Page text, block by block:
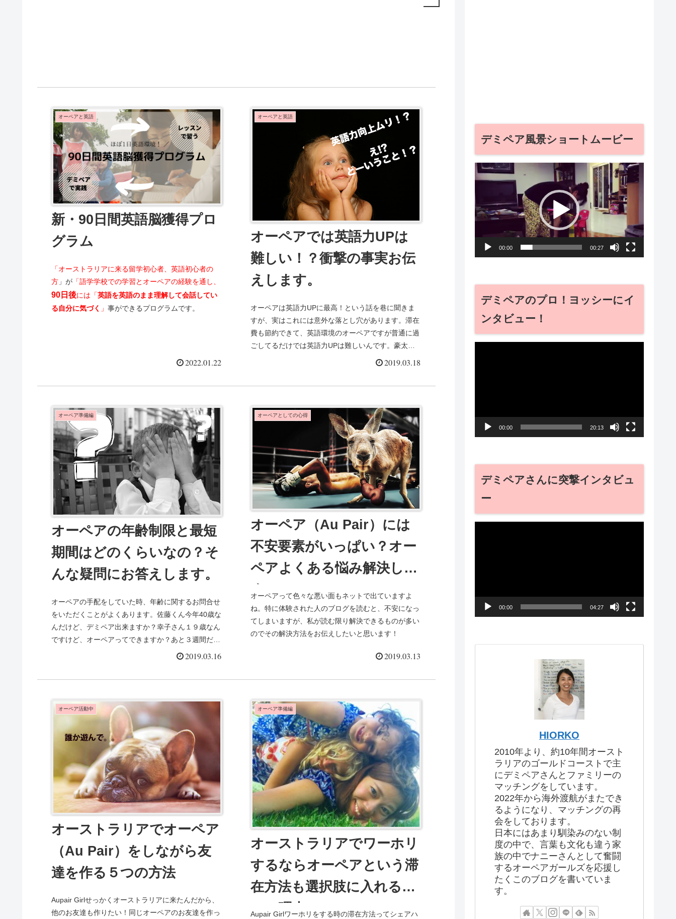
オーペアと英語
新・90日間英語脳獲得プロ
グラム
「オーストラリアに来る留学初心者、英語初心者の
方 」が 「語学学校での学習とオーペアの経験を通し、
90日後には「英語を英語のまま理解して会話してい
る自分に気づく 」 事ができるプログラムです。
2022.01.22
オーペアと英語
オーペアでは英語力UPは
難しい！？衝撃の事実お伝
えします。
オーペアは英語力UPに最高！という話を巷に聞きま
すが、実はこれには意外な落とし穴があります。滞在
費も節約できて、英語環境のオーペアですが普通に過
ごしてるだけでは英語力UPは難しいんです。豪太え
2019.03.18
オーペア準備編
オーペアの年齢制限と最短
期間はどのくらいなの？そ
んな疑問にお答えします。
オーペアの手配をしていた時、年齢に関するお問合せ
をいただくことがよくあります。佐藤くん今年40歳な
んだけど、デミペア出来ますか？幸子さん１９歳なん
ですけど、オーペアってできますか？あと３週間だけ
2019.03.16
オーペアとしての心得
オーペア（Au Pair）には
不安要素がいっぱい？オー
ペアよくある悩み解決しま
す！
オーペアって色々な悪い面もネットで出ていますよ
ね。特に体験された人のブログを読むと、不安になっ
てしまいますが、私が読む限り解決できるものが多い
のでその解決方法をお伝えしたいと思います！
2019.03.13
オーペア活動中
オーストラリアでオーペア
（Au Pair）をしながら友
達を作る５つの方法
Aupair Girlせっかくオーストラリアに来たんだから、
他のお友達も作りたい！同じオーペアのお友達を作っ
オーペア準備編
オーストラリアでワーホリ
するならオーペアという滞
在方法も選択肢に入れると
いい理由５つ
Aupair Girlワーホリをする時の滞在方法ってシェアハ
デミペア風景ショートムービー
動
プ
レ
00:00 00:27
デミペアのプロ！ヨッシーにイ
ンタビュー！
00:00 20:13
デミペアさんに突撃インタビュ
ー
00:00 04:27
HIORKO
2010年より、約10年間オースト
ラリアのゴールドコーストで主
にデミペアさんとファミリーの
マッチングをしています。
2022年から海外渡航がまたでき
るようになり、マッチングの再
会をしております。
日本にはあまり馴染みのない制
度の中で、言葉も文化も違う家
族の中でナニーさんとして奮闘
するオーペアガールズを応援し
たくこのブログを書いていま
す。